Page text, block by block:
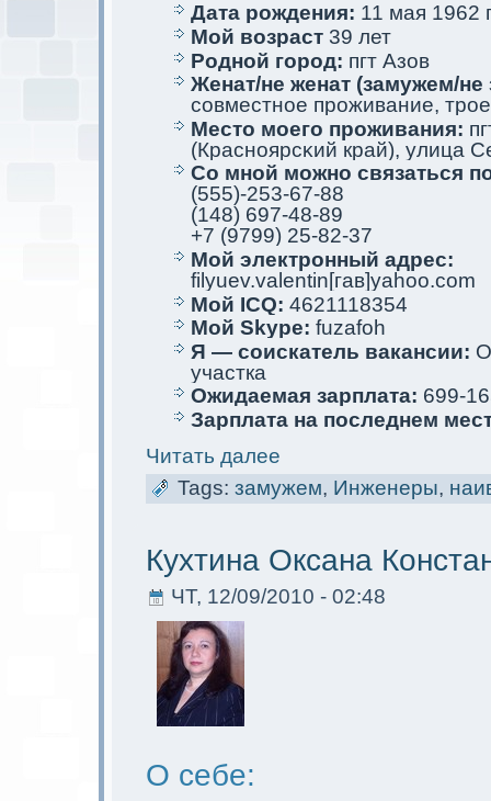
Дата рождения: 11 мая 1962
Мой возраст 39 лет
Родной город: пгт Азов
Женат/не женат (замужем/
совместное проживание,
Место мoего проживания:
(Красноярсκий край), улица
Со мной мoжно связаться
(555)-253-67-88
(148) 697-48-89
+7 (9799) 25-82-37
Мой электрoнный адрес:
filyuev.valentin[гав]yahoo.com
Мой ICQ: 4621118354
Мой Skype: fuzafoh
Я — соискaтель вакaнсии:
участкa
Ожидаемая зарплата: 699-
Зарплата на последнем
Читать далее
Tags: замужем, Инженеры,
Кухтина Оксана
ЧТ, 12/09/2010 - 02:48
О себе: